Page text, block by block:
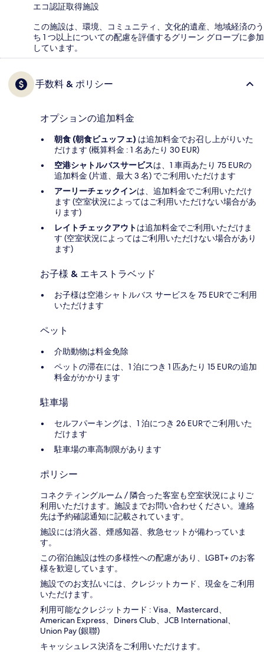
エコ認証取得施設
この施設は、環境、コミュニティ、文化的遺産、地域経済のう
ち 1 つ以上についての配慮を評価するグリーン グローブに参加
しています。
手数料 & ポリシー
オプションの追加料金
朝食 (朝食ビュッフェ) は追加料金でお召し上がりいた
だけます (概算料金 : 1 名あたり 30 EUR)
空港シャトルバスサービスは、1 車両あたり 75 EURの
追加料金 (片道、最大 3 名) でご利用いただけます
アーリーチェックインは、追加料金でご利用いただけ
ます (空室状況によってはご利用いただけない場合があ
ります)
レイトチェックアウトは追加料金でご利用いただけま
す (空室状況によってはご利用いただけない場合があり
ます)
お子様 & エキストラベッド
お子様は空港シャトルバス サービスを 75 EURでご利用
いただけます
ペット
介助動物は料金免除
ペットの滞在には、1 泊につき 1 匹あたり 15 EURの追加
料金がかかります
駐車場
セルフパーキングは、1 泊につき 26 EURでご利用いた
だけます
駐車場の車高制限があります
ポリシー
コネクティングルーム / 隣合った客室も空室状況によりご
利用いただけます。施設までお問い合わせください。連絡
先は予約確認通知に記載されています。
施設には消火器、煙感知器、救急セットが備わっていま
す。
この宿泊施設は性の多様性への配慮があり、LGBT+ のお客
様を歓迎しています。
施設でのお支払いには、クレジットカード、現金をご利用
いただけます。
利用可能なクレジットカード : Visa、Mastercard、
American Express、Diners Club、JCB International、
Union Pay (銀聯)
キャッシュレス決済をご利用いただけます。